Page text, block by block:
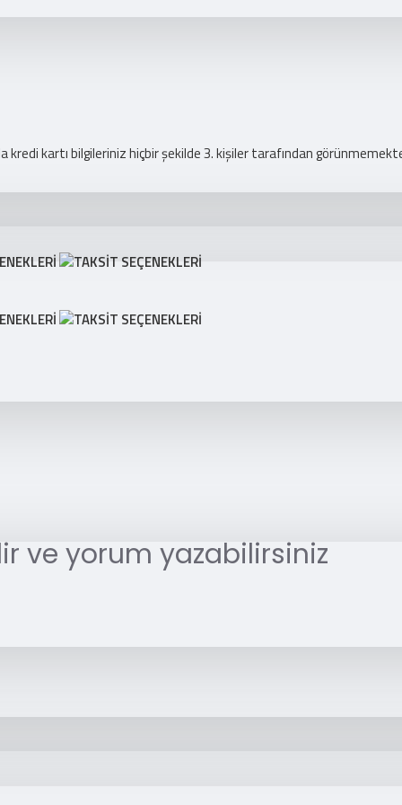
kartı bilgileriniz hiçbir şekilde 3. kişiler tarafından
ve yorum yazabilirsiniz